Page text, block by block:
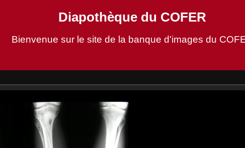
Diapothèque du COFER
Bienvenue sur le site de la banque d'images du